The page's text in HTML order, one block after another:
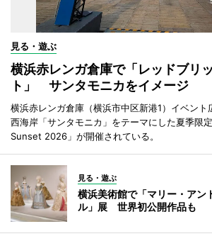
見る・遊ぶ
横浜赤レンガ倉庫で「レッドブリ
ト」 サンタモニカをイメージ
横浜赤レンガ倉庫（横浜市中区新港1）イベント
西海岸「サンタモニカ」をテーマにした夏季限
Sunset 2026」が開催されている。
見る・遊ぶ
横浜美術館で「マリー・アン
ル」展 世界初公開作品も